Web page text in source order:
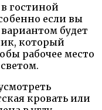
гостиной
если вы
будет
который
рабочее место
кровать или